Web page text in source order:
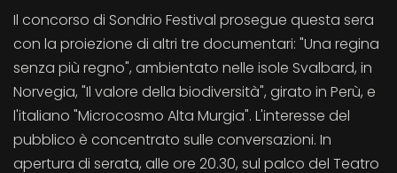
Il concorso di Sondrio Festival prosegue questa sera
con la proiezione di altri tre documentari: "Una regina
senza più regno", ambientato nelle isole Svalbard, in
Norvegia, "Il valore della biodiversità", girato in Perù, e
l'italiano "Microcosmo Alta Murgia". L'interesse del
pubblico è concentrato sulle conversazioni. In
apertura di serata, alle ore 20.30, sul palco del Teatro